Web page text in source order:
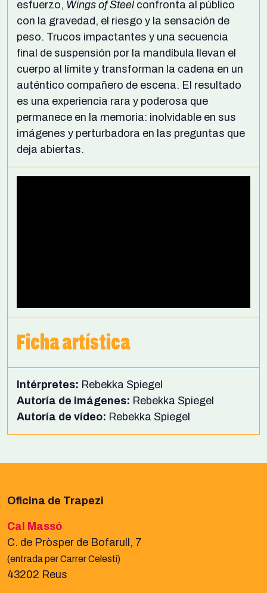
esfuerzo, Wings of Steelconfronta al público
con la gravedad, el riesgo y la sensación de
peso. Trucos impactantes y una secuencia
final de suspensión por la mandíbula llevan el
cuerpo al límite y transforman la cadena en un
auténtico compañero de escena. El resultado
es una experiencia rara y poderosa que
permanece en la memoria: inolvidable en sus
imágenes y perturbadora en las preguntas que
deja abiertas.
Ficha artística
Intérpretes: Rebekka Spiegel
Autoría de imágenes: Rebekka Spiegel
Autoría de vídeo: Rebekka Spiegel
Oficina de Trapezi
Cal Massó
C. de Pròsper de Bofarull, 7
(entrada per Carrer Celestí)
43202 Reus